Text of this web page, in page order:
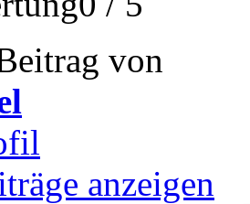
von
anzeigen